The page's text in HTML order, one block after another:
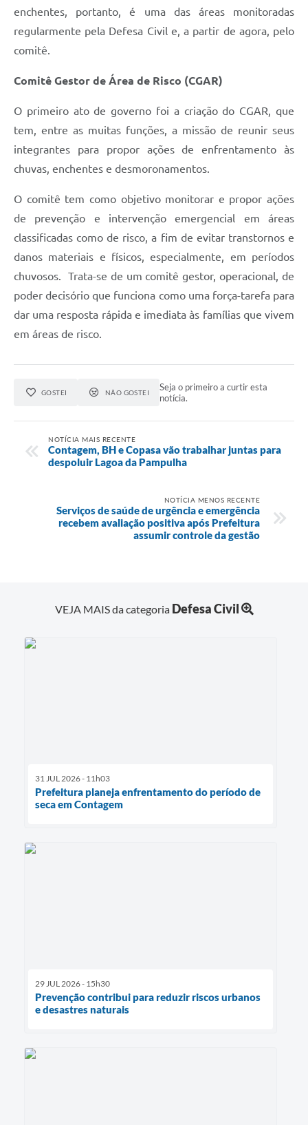
enchentes, portanto, é uma das áreas monitoradas
regularmente pela Defesa Civil e, a partir de agora, pelo
comitê.
Comitê Gestor de Área de Risco (CGAR)
O primeiro ato de governo foi a criação do CGAR, que
tem, entre as muitas funções, a missão de reunir seus
integrantes para propor ações de enfrentamento às
chuvas, enchentes e desmoronamentos.
O comitê tem como objetivo monitorar e propor ações
de prevenção e intervenção emergencial em áreas
classificadas como de risco, a fim de evitar transtornos e
danos materiais e físicos, especialmente, em períodos
chuvosos. Trata-se de um comitê gestor, operacional, de
poder decisório que funciona como uma força-tarefa para
dar uma resposta rápida e imediata às famílias que vivem
em áreas de risco.
GOSTEI NÃO GOSTEI
Seja o primeiro a curtir esta
notícia.
NOTÍCIA MAIS RECENTE
Contagem, BH e Copasa vão trabalhar juntas para
despoluir Lagoa da Pampulha
NOTÍCIA MENOS RECENTE
Serviços de saúde de urgência e emergência
recebem avaliação positiva após Prefeitura
assumir controle da gestão
VEJA MAIS da categoria Defesa Civil
31 JUL 2026 - 11h03
Prefeitura planeja enfrentamento do período de
seca em Contagem
29 JUL 2026 - 15h30
Prevenção contribui para reduzir riscos urbanos
e desastres naturais